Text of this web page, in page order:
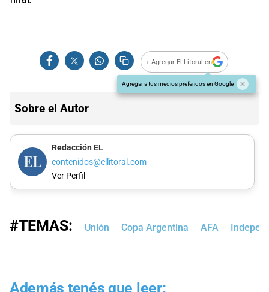
+ Agregar El Litoral en
Agregar a tus medios preferidos en Google
Sobre el Autor
Redacción EL
contenidos@ellitoral.com
Ver Perfil
#TEMAS: Unión Copa Argentina AFA
Además tenés que leer: